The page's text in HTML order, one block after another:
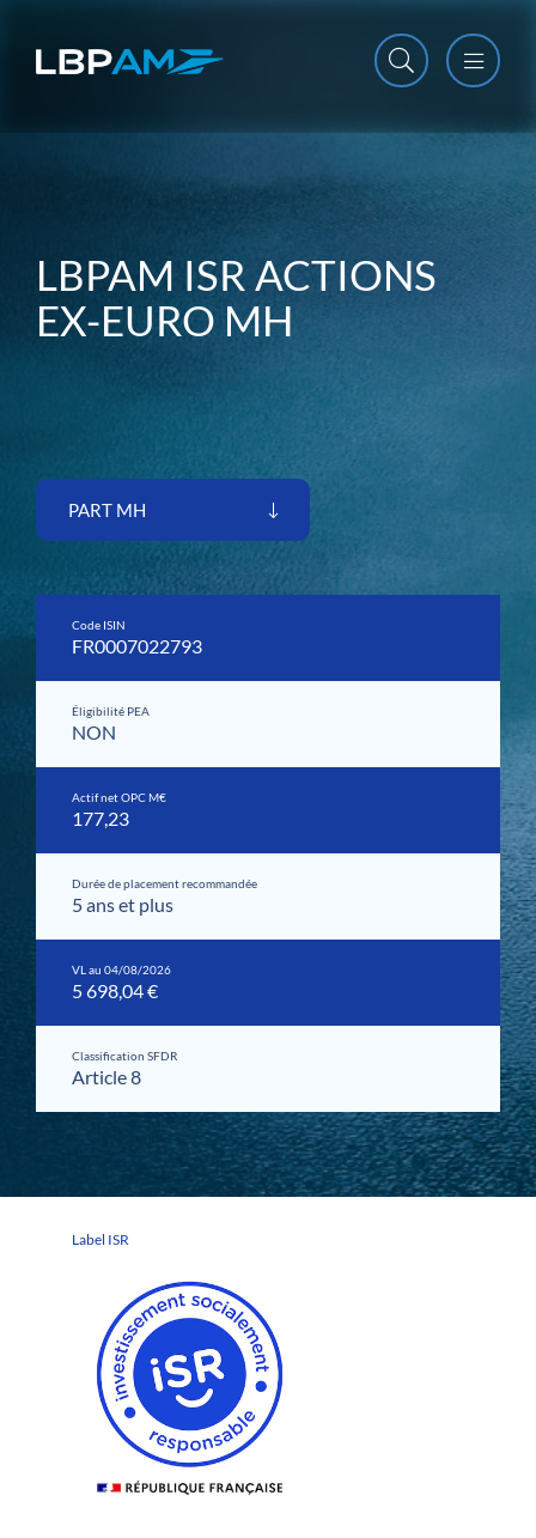
Open
Close
LBPAM ISR ACTIONS
EX-EURO MH
PART MH
Code ISIN
FR0007022793
Actif net OPC M€
177,23
VL au 04/08/2026
5 698,04 €
Éligibilité PEA
NON
Durée de placement recommandée
5 ans et plus
Classification SFDR
Article 8
Label ISR